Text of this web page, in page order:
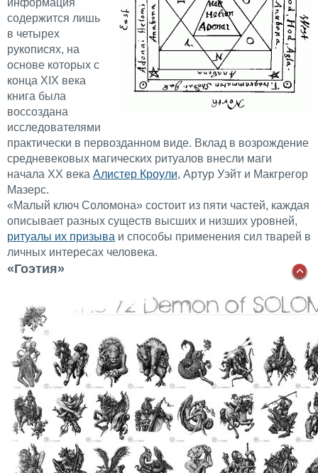
содержится лишь
в четырех
рукописях, на
основе которых с
конца XIX века
книга была
воссоздана
исследователями
практически в первозданном виде. Вклад в возрождение
средневековых магических ритуалов внесли маги
начала XX века Алистер Кроули, Артур Уэйт и Макгрегор
Мазерс.
«Малый ключ Соломона» состоит из пяти частей, каждая
описывает разных существ высших и низших уровней,
ритуалы их призыва и способы применения сил тварей в
личных интересах человека.
«Гоэтия»